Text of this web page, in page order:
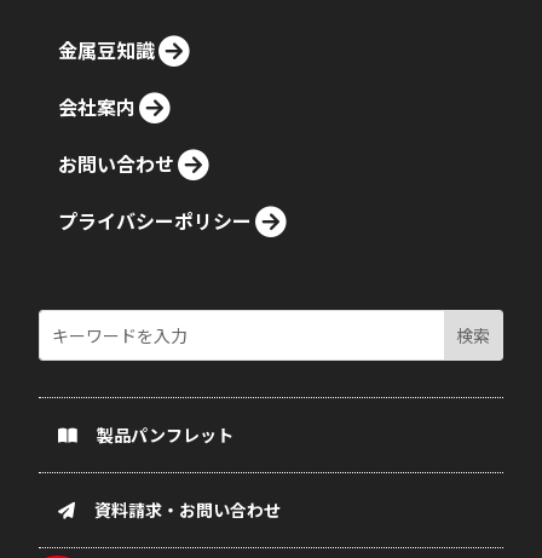
金属豆知識
会社案内
お問い合わせ
プライバシーポリシー
製品パンフレット
資料請求・お問い合わせ